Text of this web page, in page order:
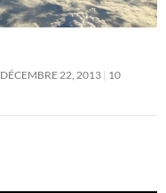
DÉCEMBRE 22, 2013 10